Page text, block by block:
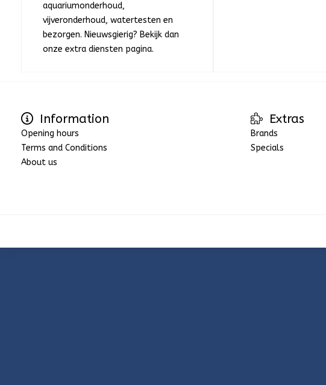
aquariumonderhoud,
vijveronderhoud, watertesten en
bezorgen. Nieuwsgierig? Bekijk dan
onze extra diensten pagina.
Information
Opening hours
Terms and Conditions
About us
Extras
Brands
Specials